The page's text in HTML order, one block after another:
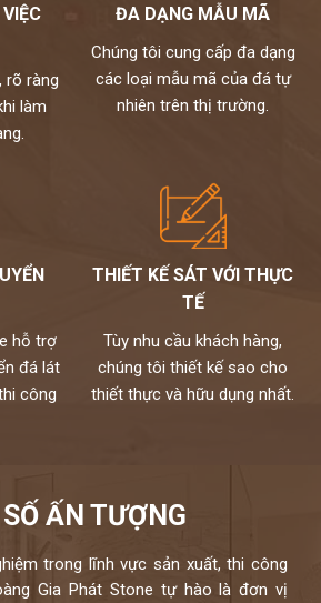
rõ ràng
làm
ĐA DẠNG MẪU MÃ
Chúng tôi cung cấp đa dạng
các loại mẫu mã của đá tự
nhiên trên thị trường.
hỗ trợ
đá lát
công
THIẾT KẾ SÁT VỚI THỰC
TẾ
Tùy nhu cầu khách hàng,
chúng tôi thiết kế sao cho
thiết thực và hữu dụng nhất.
ẤN TƯỢNG
trong lĩnh vực sản xuất, thi công
Gia Phát Stone tự hào là đơn vị